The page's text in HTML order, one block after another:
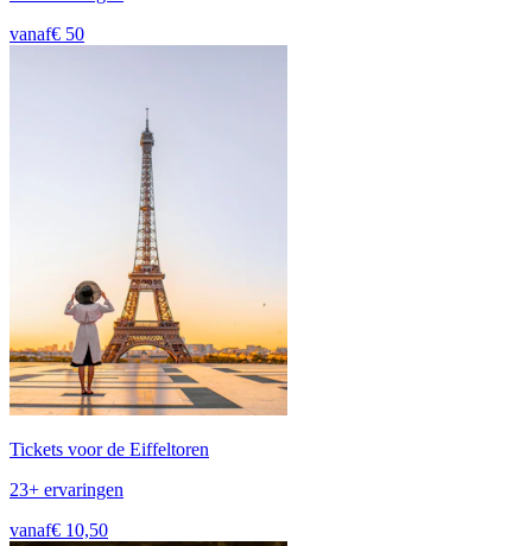
vanaf€ 50
Tickets voor de Eiffeltoren
23+ ervaringen
vanaf€ 10,50